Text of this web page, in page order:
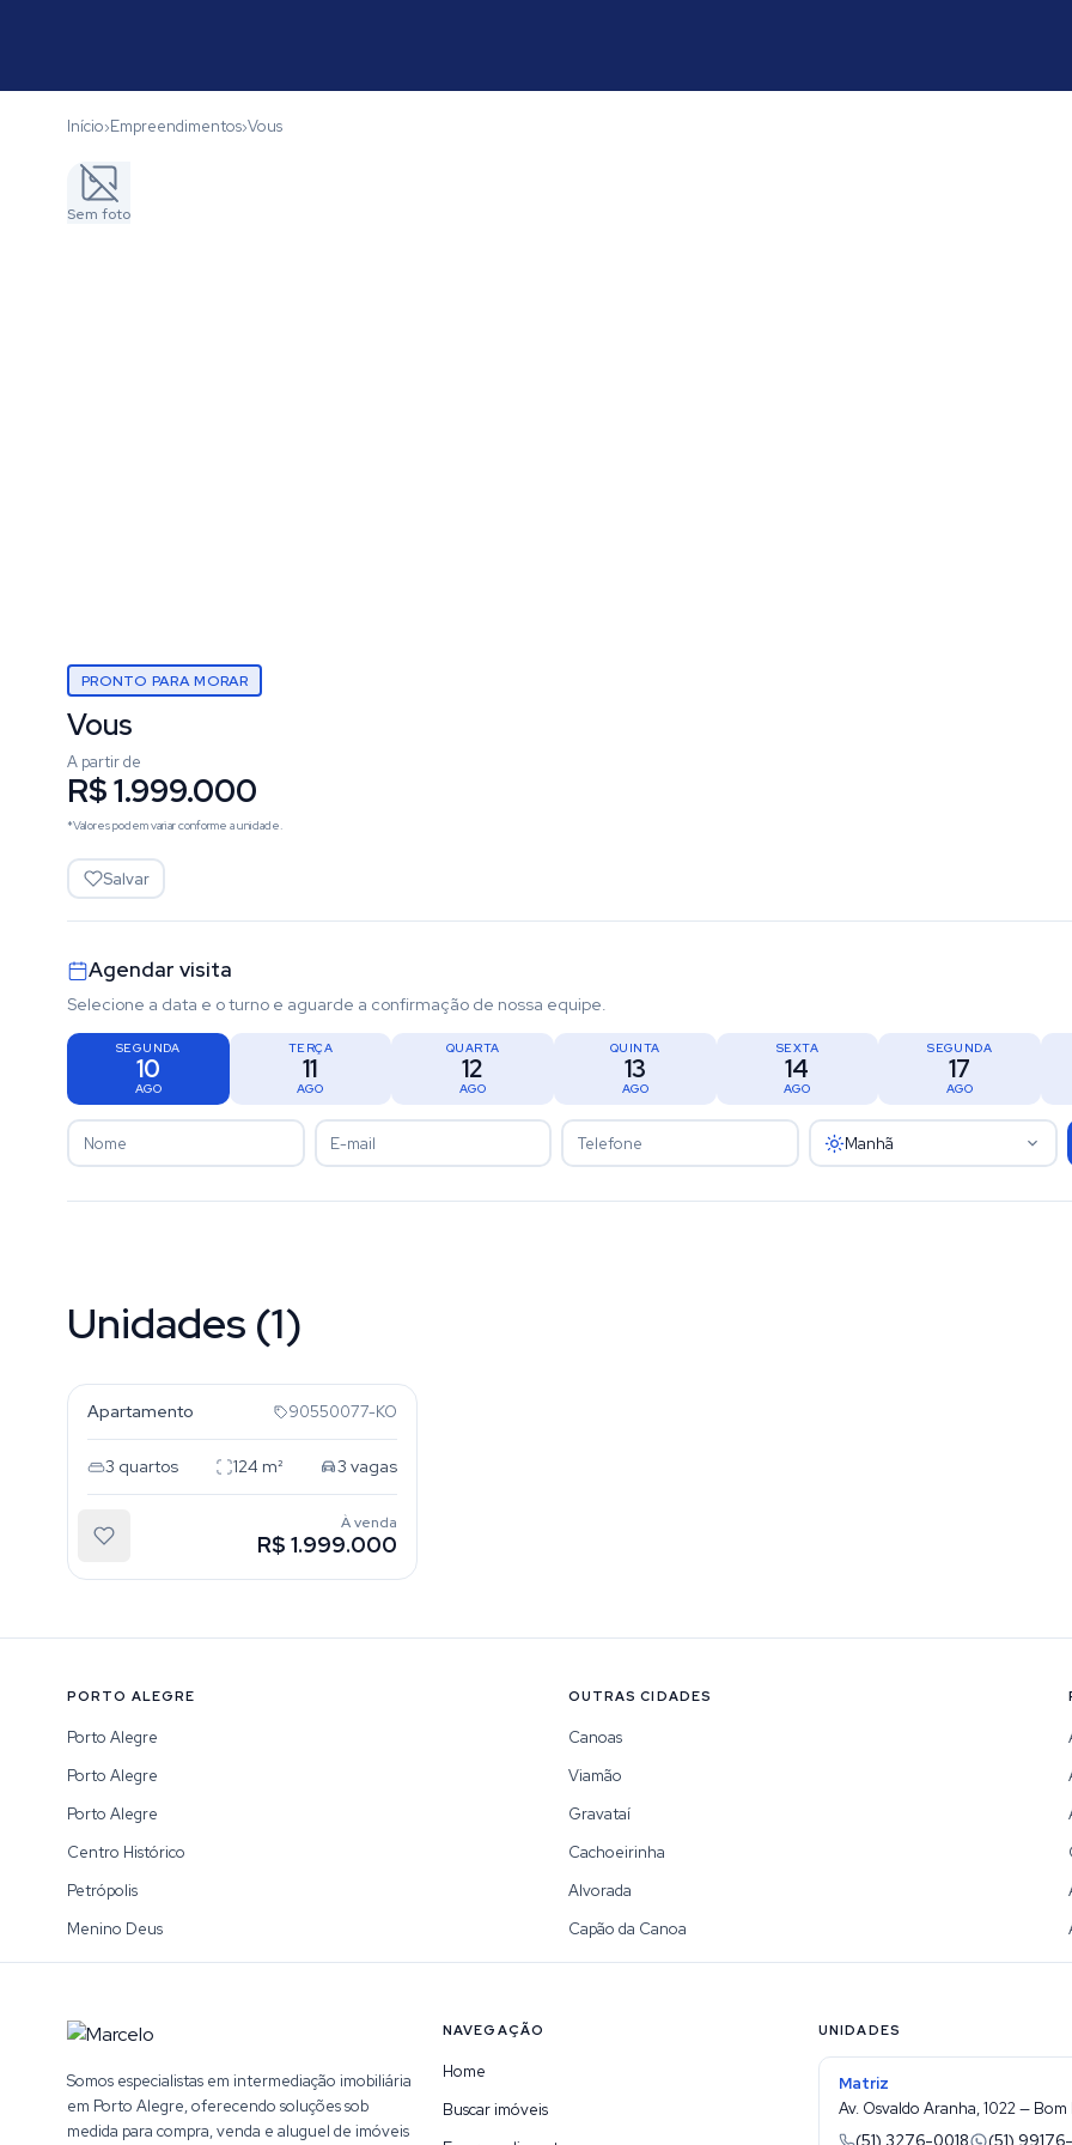
Início›Empreendimentos›Vous
Sem foto
PRONTO PARA MORAR
Vous
A partir de
R$ 1.999.000
*Valores podem variar conforme a unidade.
Salvar
Agendar visita
Selecione a data e o turno e aguarde a confirmação de nossa equipe.
SEGUNDA
10
AGO
TERÇA
11
AGO
QUARTA
12
AGO
QUINTA
13
AGO
SEXTA
14
AGO
SEGUNDA
17
AGO
Manhã
Unidades (1)
Apartamento 90550077-KO
3 quartos 124 m² 3 vagas
À venda
R$ 1.999.000
PORTO ALEGRE
Porto Alegre
Porto Alegre
Porto Alegre
Centro Histórico
Petrópolis
Menino Deus
OUTRAS CIDADES
Canoas
Viamão
Gravataí
Cachoeirinha
Alvorada
Capão da Canoa
Somos especialistas em intermediação imobiliária
em Porto Alegre, oferecendo soluções sob
medida para compra, venda e aluguel de imóveis
NAVEGAÇÃO
Home
Buscar imóveis
UNIDADES
Matriz
Av. Osvaldo Aranha, 1022 —
(51) 3276-0018
(51)